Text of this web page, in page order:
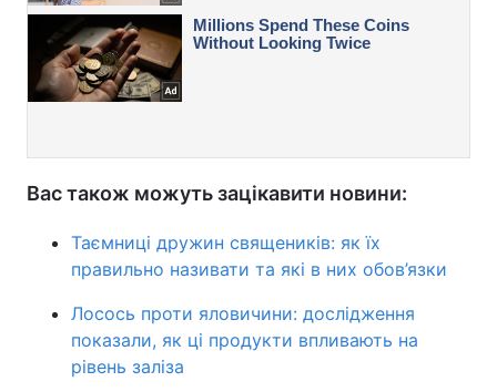
Вас також можуть зацікавити новини:
Таємниці дружин священиків: як їх
правильно називати та які в них обов’язки
Лосось проти яловичини: дослідження
показали, як ці продукти впливають на
рівень заліза